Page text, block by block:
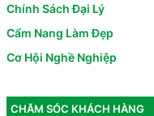
Chính Sách Đại Lý
Cẩm Nang Làm Đẹp
Cơ Hội Nghề Nghiệp
CHĂM SÓC KHÁCH HÀNG